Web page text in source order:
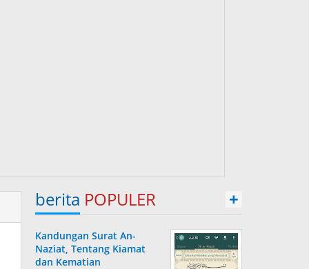
berita POPULER +
Kandungan Surat An-
Naziat, Tentang Kiamat
dan Kematian